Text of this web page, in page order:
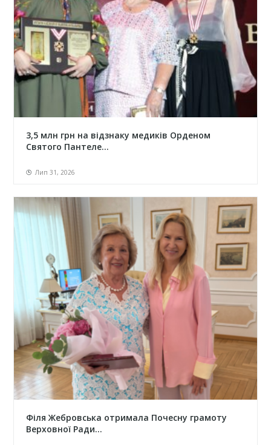
3,5 млн грн на відзнаку медиків Орденом
Святого Пантеле...
Лип 31, 2026
Філя Жебровська отримала Почесну грамоту
Верховної Ради...